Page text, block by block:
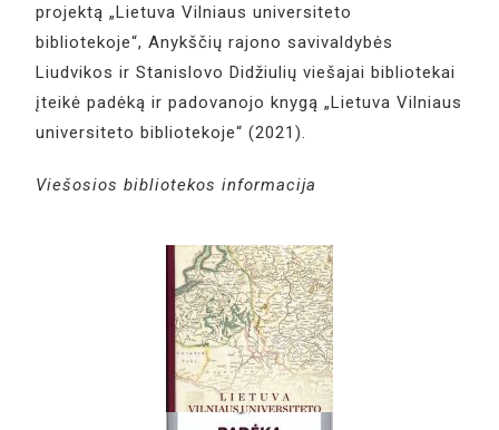
projektą „Lietuva Vilniaus universiteto
bibliotekoje“, Anykščių rajono savivaldybės
Liudvikos ir Stanislovo Didžiulių viešajai bibliotekai
įteikė padėką ir padovanojo knygą „Lietuva Vilniaus
universiteto bibliotekoje“ (2021).
Viešosios bibliotekos informacija